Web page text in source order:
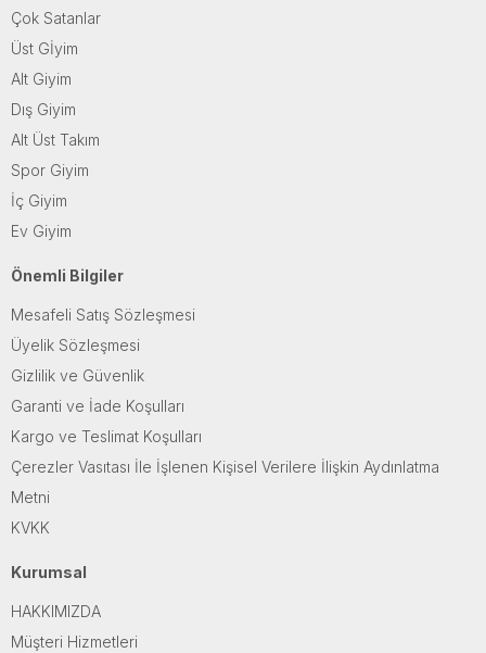
Çok Satanlar
Üst Gİyim
Alt Giyim
Dış Giyim
Alt Üst Takım
Spor Giyim
İç Giyim
Ev Giyim
Önemli Bilgiler
Mesafeli Satış Sözleşmesi
Üyelik Sözleşmesi
Gizlilik ve Güvenlik
Garanti ve İade Koşulları
Kargo ve Teslimat Koşulları
Çerezler Vasıtası İle İşlenen Kişisel Verilere İlişkin Aydınlatma
Metni
KVKK
Kurumsal
HAKKIMIZDA
Müşteri Hizmetleri